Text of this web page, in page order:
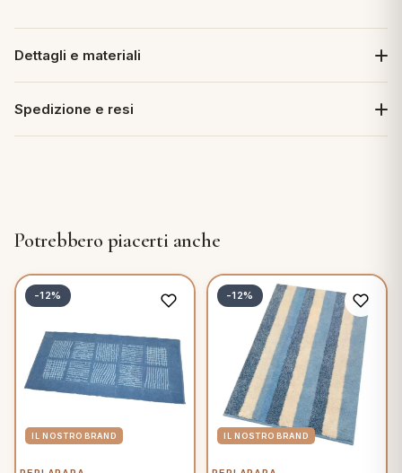
e Pigiami
Dettagli e materiali
Spedizione e resi
Potrebbero piacerti anche
-12% -12%